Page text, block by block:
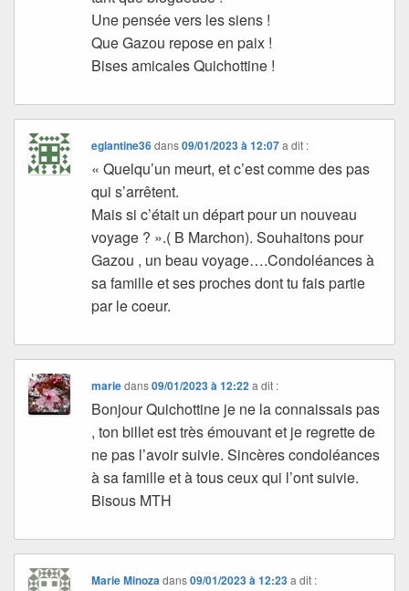
Une pensée vers les siens !
Que Gazou repose en paix !
Bises amicales Quichottine !
eglantine36dans09/01/2023 à 12:07 a dit :
« Quelqu’un meurt, et c’est comme des pas
qui s’arrêtent.
Mais si c’était un départ pour un nouveau
voyage ? ».( B Marchon). Souhaitons pour
Gazou , un beau voyage….Condoléances à
sa famille et ses proches dont tu fais partie
par le coeur.
mariedans09/01/2023 à 12:22 a dit :
Bonjour Quichottine je ne la connaissais pas
, ton billet est très émouvant et je regrette de
ne pas l’avoir suivie. Sincères condoléances
à sa famille et à tous ceux qui l’ont suivie.
Bisous MTH
Marie Minoza dans09/01/2023 à 12:23 a dit :